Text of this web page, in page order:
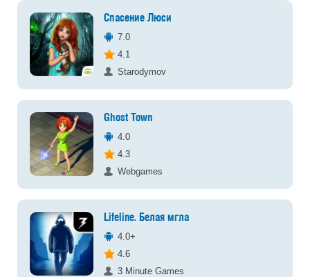
Спасение Люси
7.0
4.1
Starodymov
Ghost Town
4.0
4.3
Webgames
Lifeline. Белая мгла
4.0+
4.6
3 Minute Games